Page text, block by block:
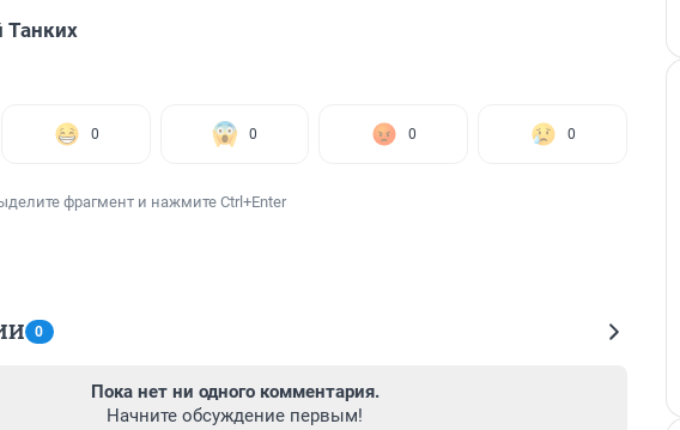
Танких
0 0 0 0
фрагмент и нажмите Ctrl+Enter
0
Пока нет ни одного комментария.
Начните обсуждение первым!